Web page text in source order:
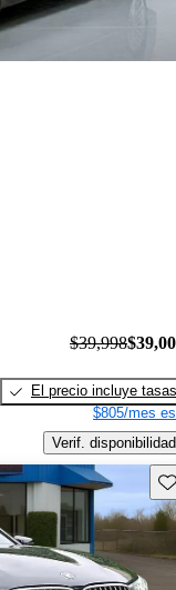
$39,998
El precio incluye tasas
$805/mes
Verif. disponibilidad